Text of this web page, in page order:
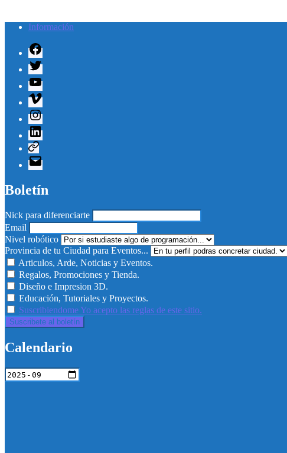
Información
Facebook
Twitter
Youtube
Vimeo
Instagram
Linkedin
Telegram
Correo
electrónico
Boletín
Nick para diferenciarte
Email
Nivel robótico
Provincia de tu Ciudad para Eventos...
Articulos, Arde, Noticias y Eventos.
Regalos, Promociones y Tienda.
Diseño e Impresion 3D.
Educación, Tutoriales y Proyectos.
Suscribiendome Yo acepto las reglas de este sitio.
Calendario